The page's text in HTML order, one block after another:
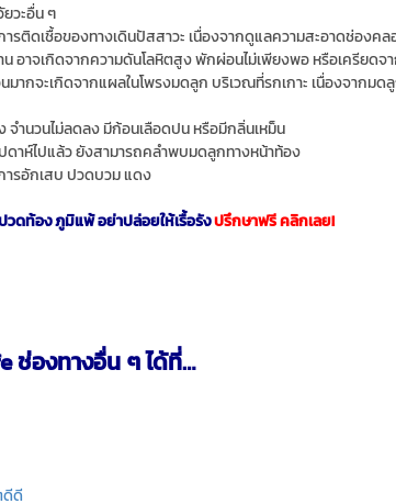
วะอื่น ๆ
ารติดเชื้อของทางเดินปัสสาวะ เนื่องจากดูแลความสะอาดช่องค
าน อาจเกิดจากความดันโลหิตสูง พักผ่อนไม่เพียงพอ หรือเครียดจ
มากจะเกิดจากแผลในโพรงมดลูก บริเวณที่รกเกาะ เนื่องจากม
จํานวนไม่ลดลง มีก้อนเลือดปน หรือมีกลิ่นเหม็น
าห์ไปแล้ว ยังสามารถคลําพบมดลูกทางหน้าท้อง
ารอักเสบ ปวดบวม แดง
วดท้อง ภูมิแพ้ อย่าปล่อยให้เรื้อรังปรึกษาฟรี คลิกเลย!
ช่องทางอื่น ๆ ได้ที่…
ดีดี